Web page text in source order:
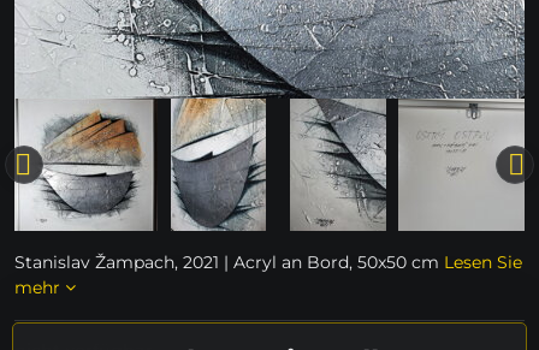
Stanislav Žampach, 2021 | Acryl an Bord, 50x50 cm Lesen Sie
mehr